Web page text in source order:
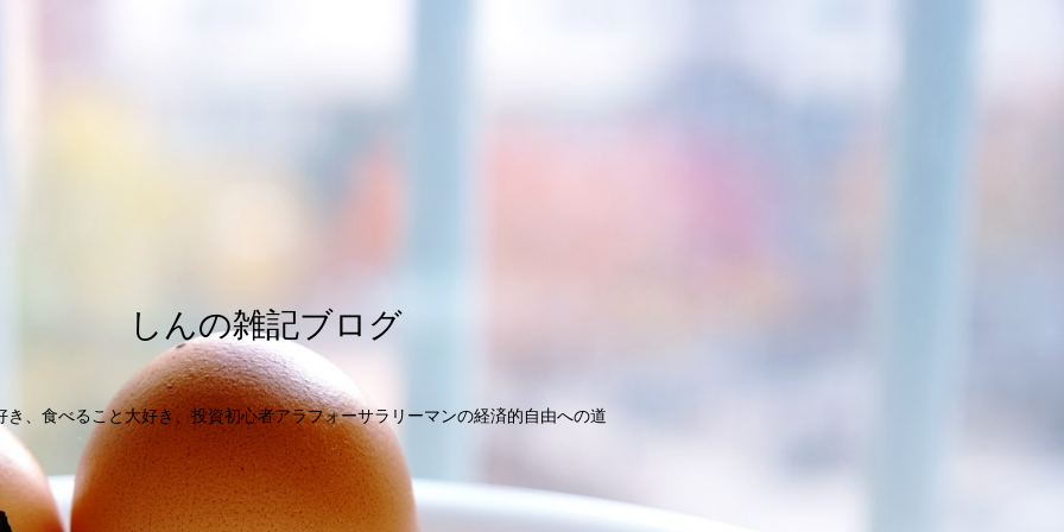
しんの雑記ブログ
き、食べること大好き、投資初心者アラフォーサラリーマンの経済的自由への道